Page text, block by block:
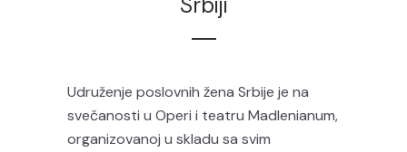
Udruženje poslovnih žena Srbije je na
svečanosti u Operi i teatru Madlenianum,
organizovanoj u skladu sa svim